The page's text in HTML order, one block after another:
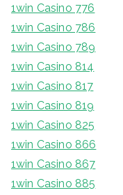
1win Casino 776
1win Casino 786
1win Casino 789
1win Casino 814
1win Casino 817
1win Casino 819
1win Casino 825
1win Casino 866
1win Casino 867
1win Casino 885